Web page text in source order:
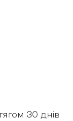
30 днів